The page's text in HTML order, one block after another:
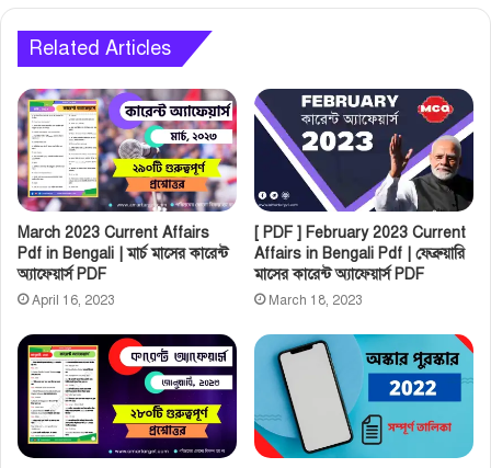
Related Articles
March 2023 Current Affairs
Pdf in Bengali | মার্চ মাসের কারেন্ট
অ্যাফেয়ার্স PDF
April 16, 2023
[ PDF ] February 2023 Current
Affairs in Bengali Pdf | ফেব্রুয়ারি
মাসের কারেন্ট অ্যাফেয়ার্স PDF
March 18, 2023